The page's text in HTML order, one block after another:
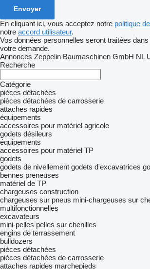
En cliquant ici, vous acceptez notre politique
notre accord utilisateur.
Vos données personnelles seront traitées
votre demande.
Annonces Zeppelin Baumaschinen GmbH NL
Recherche
Catégorie
pièces détachées
pièces détachées de carrosserie
attaches rapides
équipements
accessoires pour matériel agricole
godets désileurs
équipements
accessoires pour matériel TP
godets
godets de nivellement godets d'excavatrices
bennes preneuses
matériel de TP
chargeuses construction
chargeuses sur pneus mini-chargeuses sur
multifonctionnelles
excavateurs
mini-pelles pelles sur chenilles
engins de terrassement
bulldozers
pièces détachées
pièces détachées de carrosserie
attaches rapides marchepieds